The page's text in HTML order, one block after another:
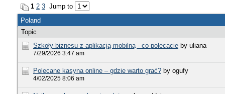
1 2 3 Jump to
Poland
Topic
Szkoły biznesu z aplikacją mobilną - co polecacie by uliana
7/29/2026 3:47 am
Polecane kasyna online – gdzie warto grać? by ogufy
4/02/2025 8:06 am